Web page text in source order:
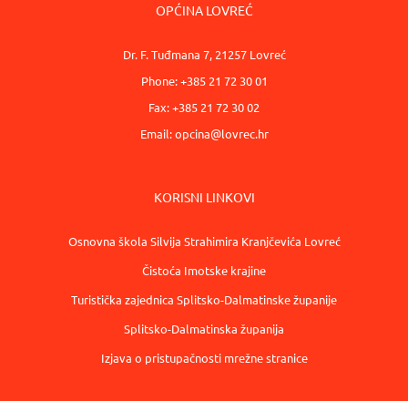
OPĆINA LOVREĆ
Dr. F. Tuđmana 7, 21257 Lovreć
Phone: +385 21 72 30 01
Fax: +385 21 72 30 02
Email:opcina@lovrec.hr
KORISNI LINKOVI
Osnovna škola Silvija Strahimira Kranjčevića Lovreć
Čistoća Imotske krajine
Turistička zajednica Splitsko-Dalmatinske županije
Splitsko-Dalmatinska županija
Izjava o pristupačnosti mrežne stranice